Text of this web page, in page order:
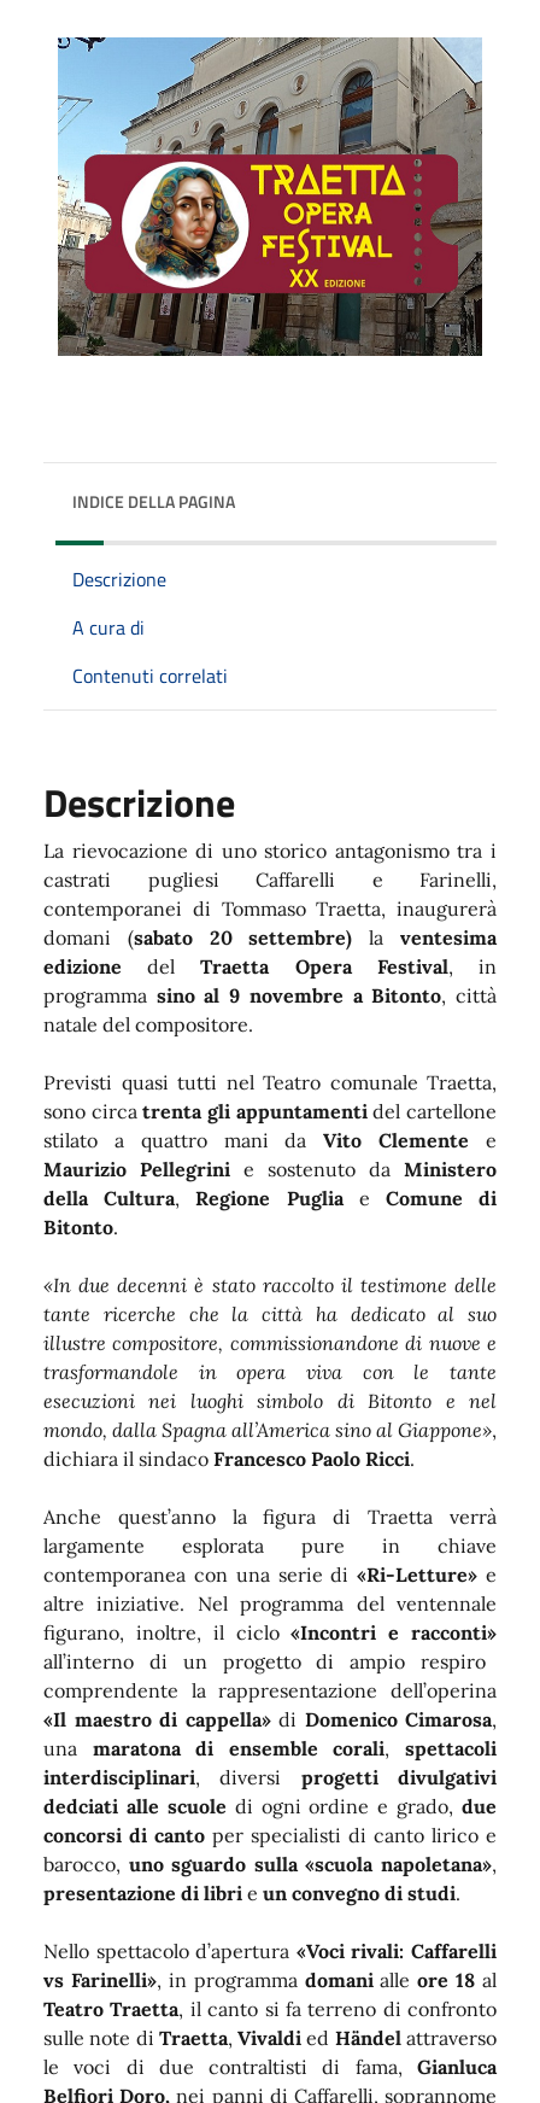
INDICE DELLA PAGINA
Descrizione
A cura di
Contenuti correlati
Descrizione
La rievocazione di uno storico antagonismo tra i
castrati pugliesi Caffarelli e Farinelli,
contemporanei di Tommaso Traetta, inaugurerà
domani (sabato 20 settembre) laventesima
edizione delTraetta Opera Festival, in
programma sino al 9 novembre a Bitonto, città
natale del compositore.
Previsti quasi tutti nel Teatro comunale Traetta,
sono circatrenta gli appuntamentidel cartellone
stilato a quattro mani daVito Clemente e
Maurizio Pellegrini e sostenuto da Ministero
della Cultura,Regione Pugliae Comune di
Bitonto.
«In due decenni è stato raccolto il testimone delle
tante ricerche che la città ha dedicato al suo
illustre compositore, commissionandone di nuove e
trasformandole in opera viva con le tante
esecuzioni nei luoghi simbolo di Bitonto e nel
mondo, dalla Spagna all’America sino al Giappone»,
dichiara il sindaco Francesco Paolo Ricci.
Anche quest’anno la figura di Traetta verrà
largamente esplorata pure in chiave
contemporanea con una serie di«Ri-Letture» e
altre iniziative. Nel programma del ventennale
figurano, inoltre, il ciclo«Incontri e racconti»
all’interno di un progetto di ampio respiro
comprendente la rappresentazione dell’operina
«Il maestro di cappella»di Domenico Cimarosa,
una maratona di ensemble corali,spettacoli
interdisciplinari, diversi progetti divulgativi
dedciati alle scuole di ogni ordine e grado, due
concorsi di canto per specialisti di canto lirico e
barocco, uno sguardo sulla «scuola napoletana»,
presentazione di libri e un convegno di studi.
Nello spettacolo d’apertura «Voci rivali: Caffarelli
vs Farinelli», in programma domanialleore 18 al
Teatro Traetta, il canto si fa terreno di confronto
sulle note di Traetta,Vivaldi ed Händelattraverso
le voci di due contraltisti di fama, Gianluca
Belfiori Doro, nei panni di Caffarelli, soprannome